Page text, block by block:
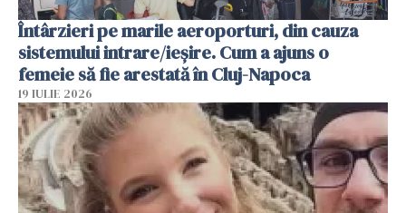
Întârzieri pe marile aeroporturi, din cauza
sistemului intrare/ieșire. Cum a ajuns o
femeie să fie arestată în Cluj-Napoca
19 IULIE 2026